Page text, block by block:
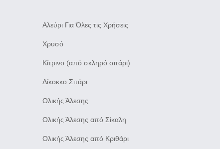
Αλεύρι Για Όλες τις Χρήσεις
Χρυσό
Κίτρινο (από σκληρό σιτάρι)
Δίκοκκο Σιτάρι
Ολικής Άλεσης
Ολικής Άλεσης από Σίκαλη
Ολικής Άλεσης από Κριθάρι